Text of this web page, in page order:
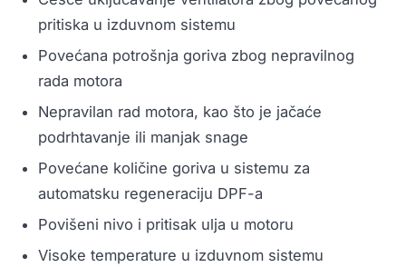
pritiska u izduvnom sistemu
Povećana potrošnja goriva zbog nepravilnog
rada motora
Nepravilan rad motora, kao što je jačaće
podrhtavanje ili manjak snage
Povećane količine goriva u sistemu za
automatsku regeneraciju DPF-a
Povišeni nivo i pritisak ulja u motoru
Visoke temperature u izduvnom sistemu